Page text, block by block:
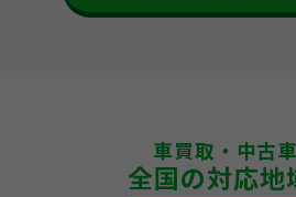
車買取・中古
全国の対応地